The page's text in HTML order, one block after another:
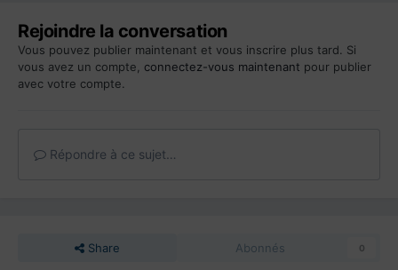
Rejoindre la conversation
Vous pouvez publier maintenant et vous inscrire plus tard. Si
vous avez un compte, connectez-vous maintenant pour publier
avec votre compte.
Répondre à ce sujet…
Share Abonnés 0